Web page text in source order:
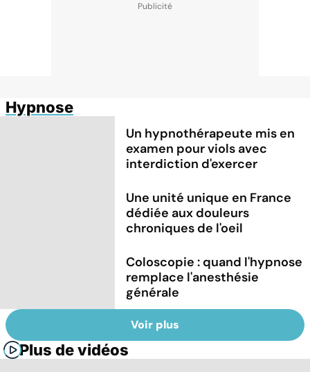
Hypnose
Un hypnothérapeute mis en
examen pour viols avec
interdiction d'exercer
Une unité unique en France
dédiée aux douleurs
chroniques de l'oeil
Coloscopie : quand l'hypnose
remplace l'anesthésie
générale
Voir plus
Plus de vidéos